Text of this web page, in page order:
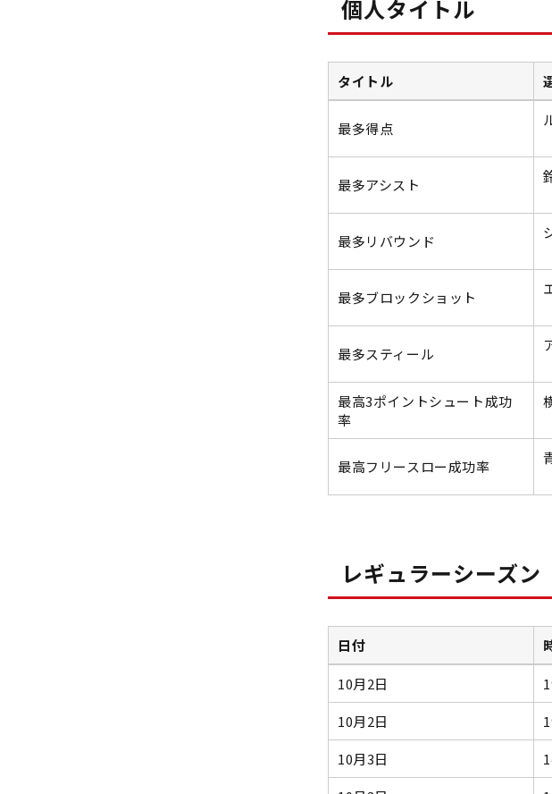
個人タイトル
タイトル
最多得点
最多アシスト
最多リバウンド
最多ブロックショット
最多スティール
最高3ポイントシュート成功
率
最高フリースロー成功率
レギュラーシーズン
日付
10月2日
10月2日
10月3日